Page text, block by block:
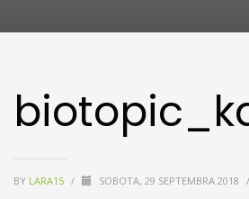
BY LARA15 / SOBOTA, 29 SEPTEMBRA 2018 /